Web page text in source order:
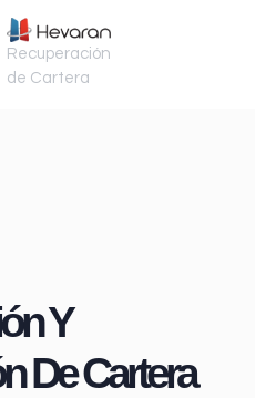
Recuperación
de Cartera
Y
De Cartera